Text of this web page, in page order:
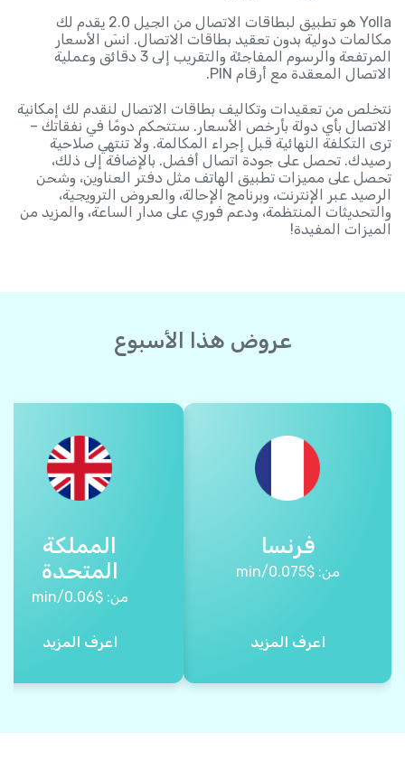
Yolla هو تطبيق لبطاقات الاتصال من الجيل 2.0 يقدم لك
مكالمات دولية بدون تعقيد بطاقات الاتصال. انسَ الأسعار
المرتفعة والرسوم المفاجئة والتقريب إلى 3 دقائق وعملية
الاتصال المعقدة مع أرقام PIN.
نتخلص من تعقيدات وتكاليف بطاقات الاتصال لنقدم لك إمكانية
الاتصال بأي دولة بأرخص الأسعار. ستتحكم دومًا في نفقاتك –
ترى التكلفة النهائية قبل إجراء المكالمة. ولا تنتهي صلاحية
رصيدك. تحصل على جودة اتصال أفضل. بالإضافة إلى ذلك،
تحصل على مميزات تطبيق الهاتف مثل دفتر العناوين، وشحن
الرصيد عبر الإنترنت، وبرنامج الإحالة، والعروض الترويجية،
والتحديثات المنتظمة، ودعم فوري على مدار الساعة، والمزيد من
الميزات المفيدة!
عروض هذا الأسبوع
فرنسا
من:$
0.075
/min
اعرف المزيد
المملكة
المتحدة
من:$
0.06
/min
اعرف المزيد